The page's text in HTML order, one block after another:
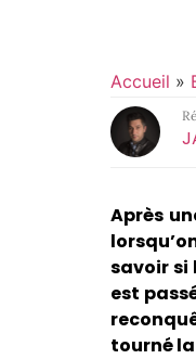
Accueil »
Après
savoir si
est
tourné